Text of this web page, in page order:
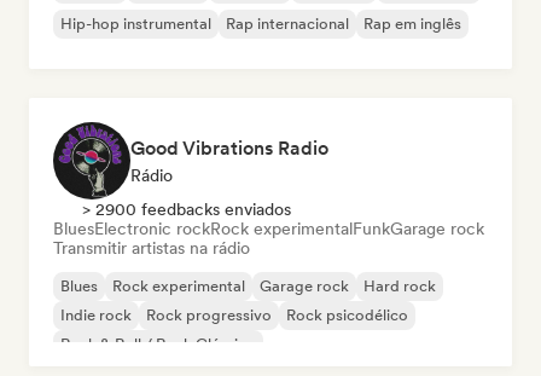
Hip-hop instrumental
Rap internacional Rap em inglês
Good Vibrations Radio
Rádio
> 2900 feedbacks enviados
BluesElectronic rockRock experimentalFunkGarage rock
Transmitir artistas na rádio
Blues Rock experimental Garage rock
Hard rock
Indie rock
Rock progressivo
Rock psicodélico
Rock & Roll / Rock Clássico